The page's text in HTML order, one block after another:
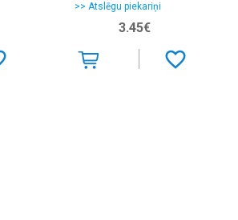
>> Atslēgu piekariņi
3.45€